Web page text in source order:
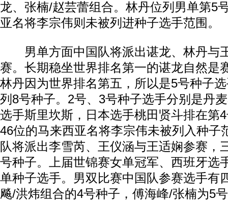
龙、张楠/赵芸蕾组合。林丹位列男单第5
亚名将李宗伟则未被列进种子选手范围。
男单方面中国队将派出谌龙、林丹与
赛。长期稳坐世界排名第一的谌龙自然是
林丹因为世界排名第五，所以是5号种子
列8号种子。2号、3号种子选手分别是丹
选手斯里坎斯，日本选手桃田贤斗排在第
46位的马来西亚名将李宗伟未被列入种子
队将派出李雪芮、王仪涵与王适娴参赛，
号种子。上届世锦赛女单冠军、西班牙选
单种子选手。男双比赛中国队参赛选手有
飚/洪炜组合的4号种子，傅海峰/张楠为5